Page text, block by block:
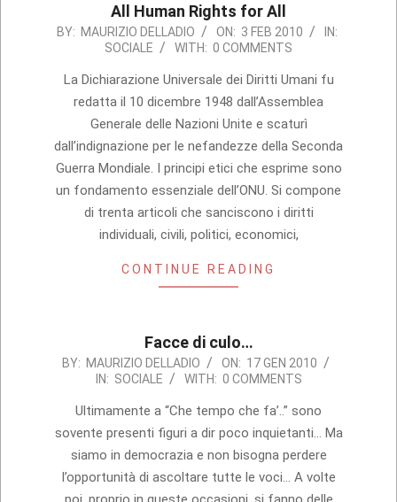
All Human Rights for All
2010-
03
BY: MAURIZIO DELLADIO ON: 3 FEB 2010
IN:
SOCIALE
WITH: 0 COMMENTS
La Dichiarazione Universale dei Diritti Umani fu
redatta il 10 dicembre 1948 dall’Assemblea
Generale delle Nazioni Unite e scaturì
dall’indignazione per le nefandezze della Seconda
Guerra Mondiale. I principi etici che esprime sono
un fondamento essenziale dell’ONU. Si compone
di trenta articoli che sanciscono i diritti
individuali, civili, politici, economici,
CONTINUE READING
Facce di culo…
2010-
BY: MAURIZIO DELLADIO ON: 17 GEN 2010
IN: SOCIALE WITH: 0 COMMENTS
Ultimamente a “Che tempo che fa’..” sono
sovente presenti figuri a dir poco inquietanti… Ma
siamo in democrazia e non bisogna perdere
l’opportunità di ascoltare tutte le voci… A volte